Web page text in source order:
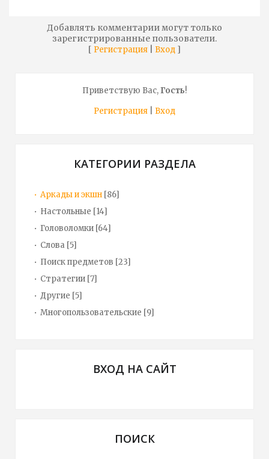
Добавлять комментарии могут только
зарегистрированные пользователи.
[ Регистрация Вход ]
Приветствую Вас,Гость!
Регистрация
Вход
КАТЕГОРИИ РАЗДЕЛА
Аркады и экшн [86]
Настольные [14]
Головоломки [64]
Слова [5]
Поиск предметов [23]
Стратегии [7]
Другие [5]
Многопользовательские [9]
ВХОД НА САЙТ
ПОИСК